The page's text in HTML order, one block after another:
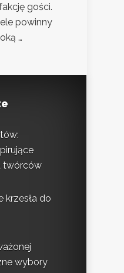
gości.
powinny
…
twórców
krzesła do
wybory